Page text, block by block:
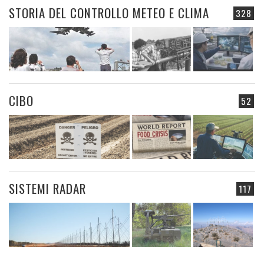
328
STORIA DEL CONTROLLO METEO E CLIMA
52
CIBO
117
SISTEMI RADAR